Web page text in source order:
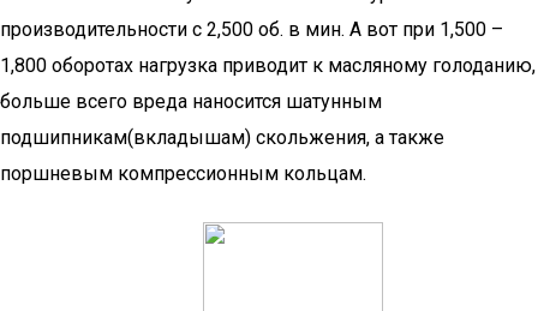
производительности с 2,500 об. в мин. А вот при 1,500 –
1,800 оборотах нагрузка приводит к масляному голоданию,
больше всего вреда наносится шатунным
подшипникам(вкладышам) скольжения, а также
поршневым компрессионным кольцам.